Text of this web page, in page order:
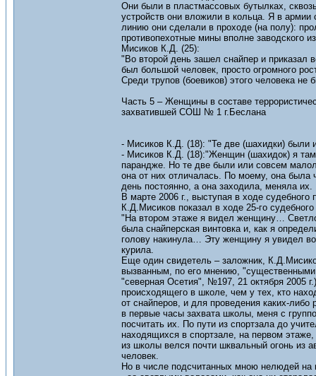
Они были в пластмассовых бутылках,
устройств они вложили в кольца. Я в
линию они сделали в проходе (на полу):
противопехотные мины вполне заводского
Мисиков К.Д. (25):
"Во второй день зашел снайпер и приказал
был большой человек, просто огромного
Среди трупов (боевиков) этого человека не
Часть 5 – Женщины в составе
захватившей СОШ № 1 г.Беслана
- Мисиков К.Д. (18): "Те две (шахидки)
- Мисиков К.Д. (18):"Женщин (шахидок) я там
парандже. Но те две были или совсем
она от них отличалась. По моему, она
день постоянно, а она заходила, меняла
В марте 2006 г., выступая в ходе
К.Д.Мисиков показал в ходе 25-го
"На втором этаже я видел женщину…
была снайперская винтовка и, как я
голову накинула… Эту женщину я увидел
курила.
Еще один свидетель – заложник,
вызванным, по его мнению, "существенными
"северная Осетия", №197, 21 октября 2005
происходящего в школе, чем у тех, кто
от снайперов, и для проведения каких-либо
в первые часы захвата школы, меня с
посчитать их. По пути из спортзала до
находящихся в спортзале, на первом
из школы велся почти шквальный огонь из
человек.
Но в числе подсчитанных мною нелюдей на